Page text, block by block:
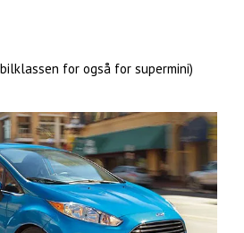
for også for supermini)